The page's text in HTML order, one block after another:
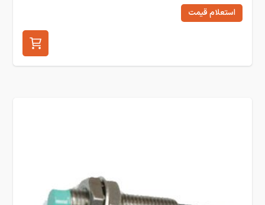
استعلام قیمت